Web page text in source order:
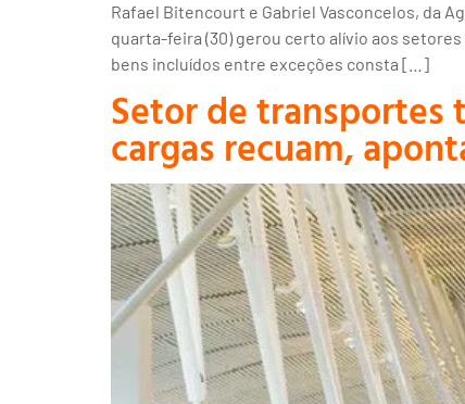
Rafael Bitencourt e Gabriel Vasconcelos, da
quarta-feira (30) gerou certo alívio aos
bens incluídos entre exceções consta […]
Setor de transportes
cargas recuam,